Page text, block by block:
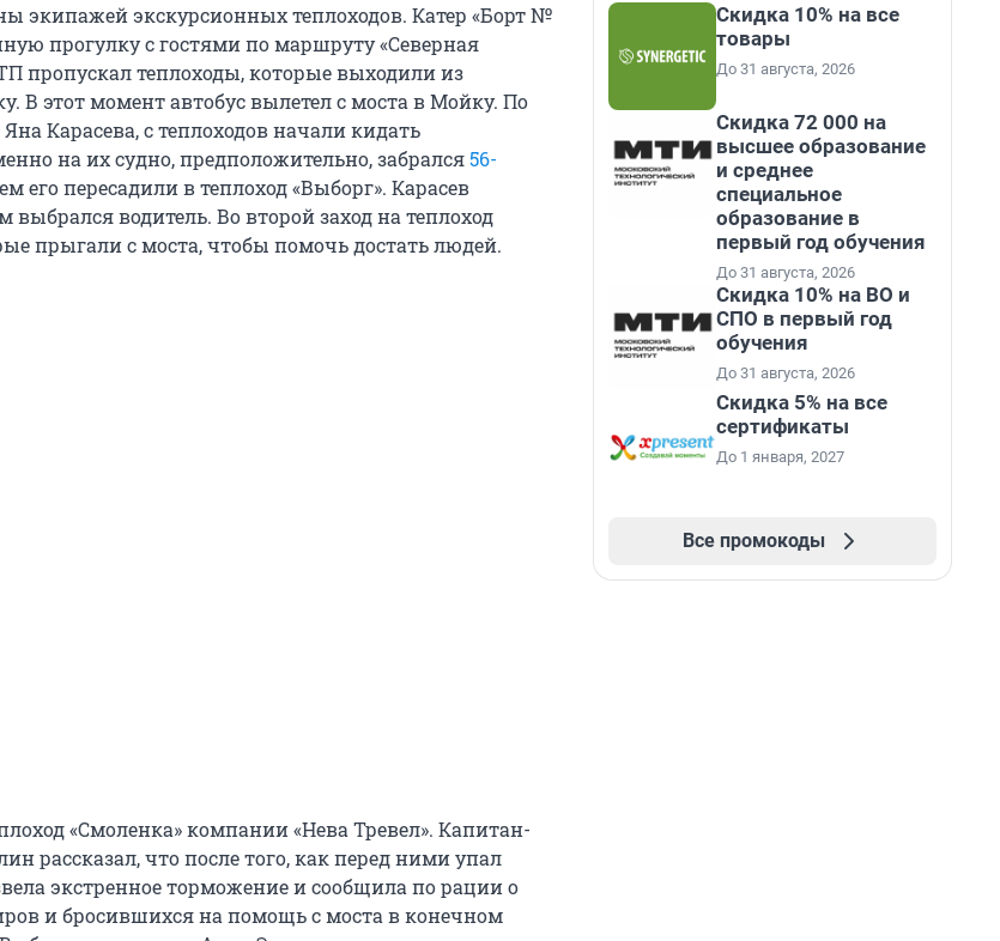
экипажей экскурсионных теплоходов. Катер «Борт №
прогулку с гостями по маршруту «Северная
пропускал теплоходы, которые выходили из
В этот момент автобус вылетел с моста в Мойку. По
Карасева, с теплоходов начали кидать
на их судно, предположительно, забрался56-
его пересадили в теплоход «Выборг». Карасев
водитель. Во второй заход на теплоход
прыгали с моста, чтобы помочь достать людей.
«Смоленка» компании «Нева Тревел». Капитан-
рассказал, что после того, как перед ними упал
экстренное торможение и сообщила по рации о
и бросившихся на помощь с моста в конечном
Скидка 10% на все
товары
До 31 августа, 2026
Скидка 72 000 на
высшее образование
и среднее
специальное
образование в
первый год обучения
До 31 августа, 2026
Скидка 10% на ВО и
СПО в первый год
обучения
До 31 августа, 2026
Скидка 5% на все
сертификаты
До 1 января, 2027
Все промокоды